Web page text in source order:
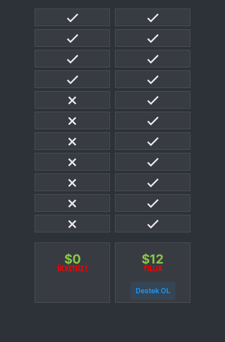
$0
ÜCRETSİZ !
$12
YILLIK
Destek OL